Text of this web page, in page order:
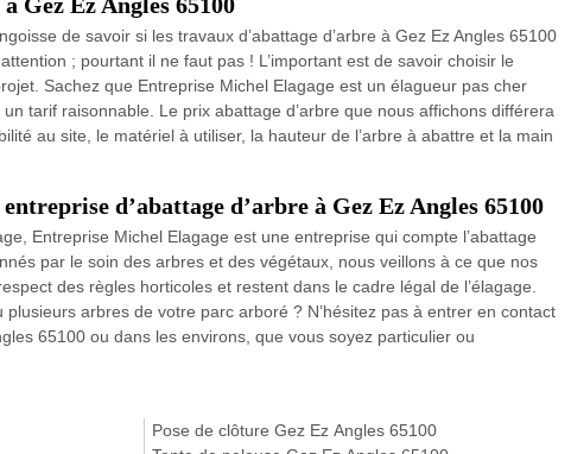
de savoir si les travaux d’abattage d’arbre à Gez Ez Angles 65100
; pourtant il ne faut pas ! L’important est de savoir choisir le
Sachez que Entreprise Michel Elagage est un élagueur pas cher
tarif raisonnable. Le prix abattage d’arbre que nous affichons différera
au site, le matériel à utiliser, la hauteur de l’arbre à abattre et la main
d’abattage d’arbre à Gez Ez Angles 65100
Entreprise Michel Elagage est une entreprise qui compte l’abattage
par le soin des arbres et des végétaux, nous veillons à ce que nos
des règles horticoles et restent dans le cadre légal de l’élagage.
arbres de votre parc arboré ? N’hésitez pas à entrer en contact
65100 ou dans les environs, que vous soyez particulier ou
Pose de clôture Gez Ez Angles 65100